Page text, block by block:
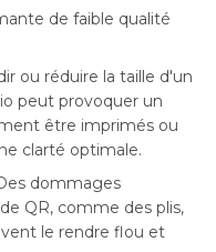
de faible qualité
ou réduire la taille d'un
peut provoquer un
être imprimés ou
clarté optimale.
dommages
QR, comme des plis,
le rendre flou et